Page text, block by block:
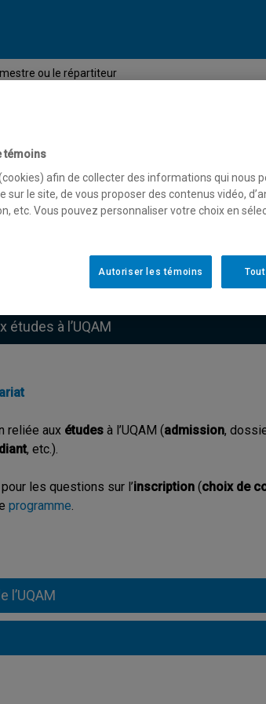
ou le répartiteur
webmestre ou le
de votre message?
études à l’UQAM
reliée aux étudesà l’UQAM (admission,
, etc.).
les questions sur l’inscription(choix de
programme.
l’UQAM
témoins
afin de collecter des informations qui nous
sur le site, de vous proposer des contenus vidéo,
etc. Vous pouvez personnaliser votre choix en
Autoriser les témoins